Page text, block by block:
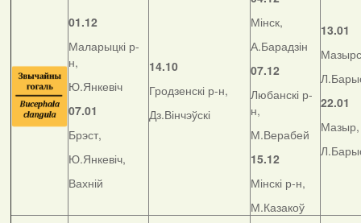
01.12
Маларыцкі р-
н,
Ю.Янкевіч
07.01
Брэст,
Ю.Янкевіч,
Вахній
14.10
Гродзенскі р-н,
Дз.Вінчэўскі
Мінск,
А.Барадзін
07.12
Любанскі р-
н,
М.Верабей
15.12
Мінскі р-н,
М.Казакоў
13.01
22.01
Мазыр,